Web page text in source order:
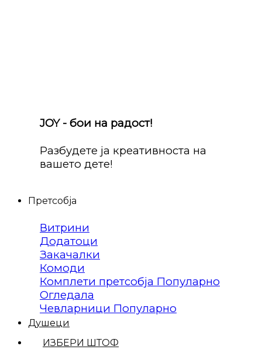
JOY - бои на радост!
Разбудете ја креативноста на
вашето дете!
Претсобја
Витрини
Додатоци
Закачалки
Комоди
Комплети претсобја
Огледала
Чевларници
Душеци
ИЗБЕРИ ШТОФ